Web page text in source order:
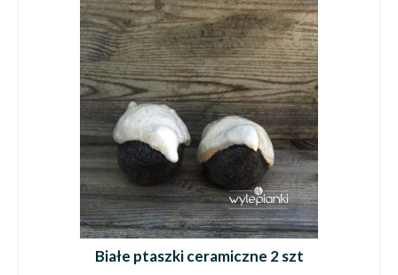
Białe ptaszki ceramiczne 2 szt